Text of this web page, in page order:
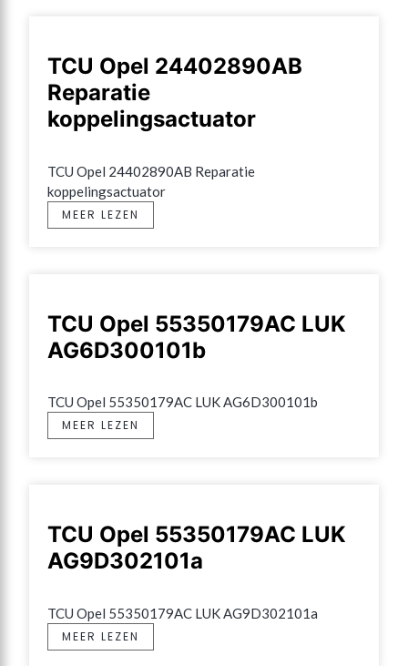
TCU Opel 24402890AB
Reparatie
koppelingsactuator
TCU Opel 24402890AB Reparatie
koppelingsactuator
MEER LEZEN
TCU Opel 55350179AC LUK
AG6D300101b
TCU Opel 55350179AC LUK AG6D300101b
MEER LEZEN
TCU Opel 55350179AC LUK
AG9D302101a
TCU Opel 55350179AC LUK AG9D302101a
MEER LEZEN